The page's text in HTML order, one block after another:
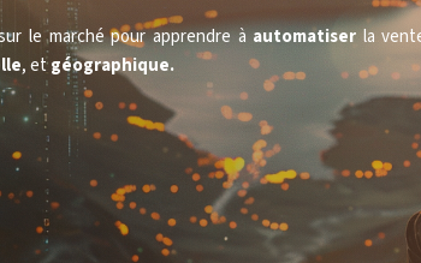
le marché pour apprendre à automatiser la
, et géographique.